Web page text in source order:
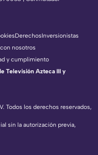
Todos los derechos reservados,
sin la autorización previa,
DerechosInversionistas
nosotros
y cumplimiento
Televisión Azteca III y